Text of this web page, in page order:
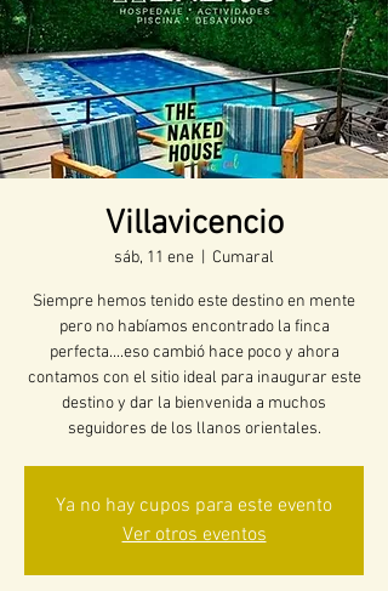
Villavicencio
sáb, 11 ene Cumaral
Siempre hemos tenido este destino en mente
pero no habíamos encontrado la finca
perfecta....eso cambió hace poco y ahora
contamos con el sitio ideal para inaugurar este
destino y dar la bienvenida a muchos
seguidores de los llanos orientales.
Ya no hay cupos para este evento
Ver otros eventos